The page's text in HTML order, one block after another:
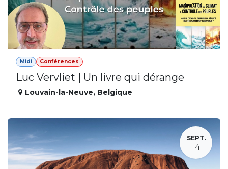
Midi Conférences
Luc Vervliet | Un livre qui dérange
Louvain-la-Neuve, Belgique
SEPT.
14